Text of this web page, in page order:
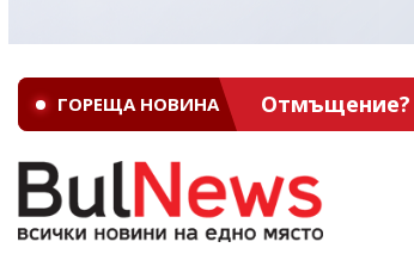
ГОРЕЩА НОВИНА Отмъщение?